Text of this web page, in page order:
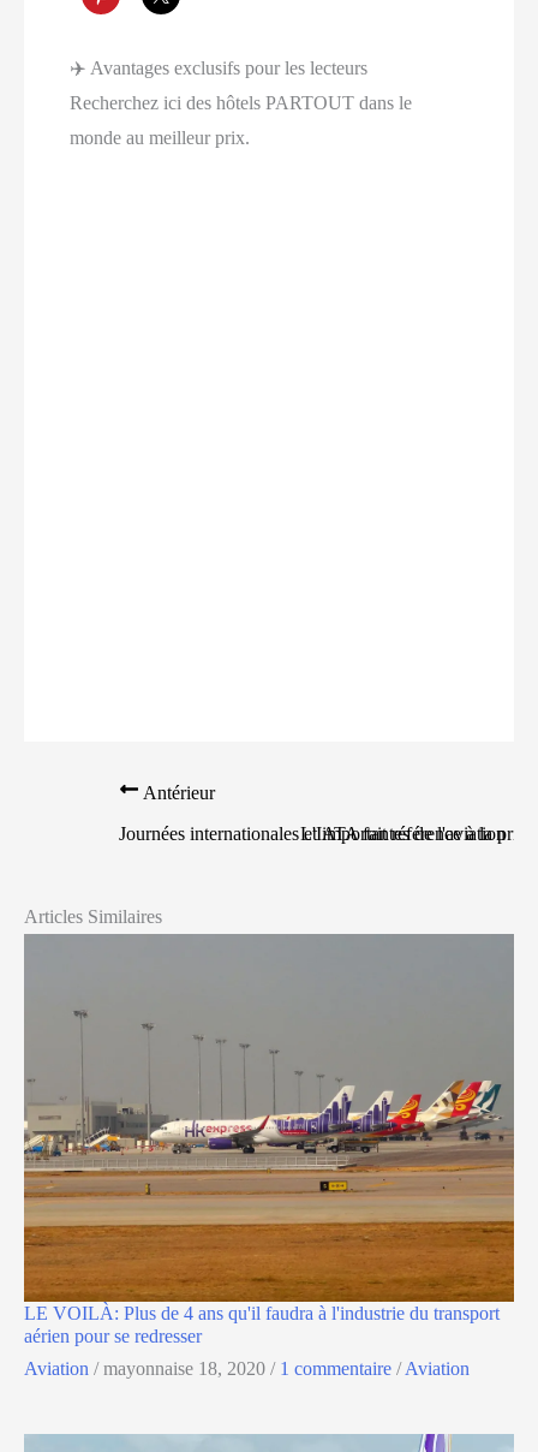
✈️ Avantages exclusifs pour les lecteurs
Recherchez ici des hôtels PARTOUT dans le
monde au meilleur prix.
Antérieur
Journées internationales et importantes de l'aviation
L'IATA fait référence à la
Articles Similaires
LE VOILÀ: Plus de 4 ans qu'il faudra à l'industrie du transport
aérien pour se redresser
Aviation /mayonnaise 18, 2020 / 1 commentaire /Aviation